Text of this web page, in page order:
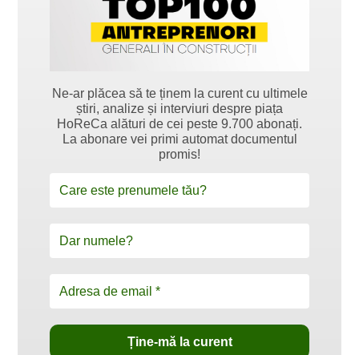
Ne-ar plăcea să te ținem la curent cu ultimele
știri, analize și interviuri despre piața
HoReCa alături de cei peste 9.700 abonați.
La abonare vei primi automat documentul
promis!